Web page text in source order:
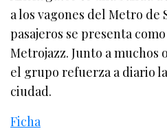
a los vagones del Metro de
pasajeros se presenta
Metrojazz. Junto a muchos
el grupo refuerza a diario
ciudad.
Ficha